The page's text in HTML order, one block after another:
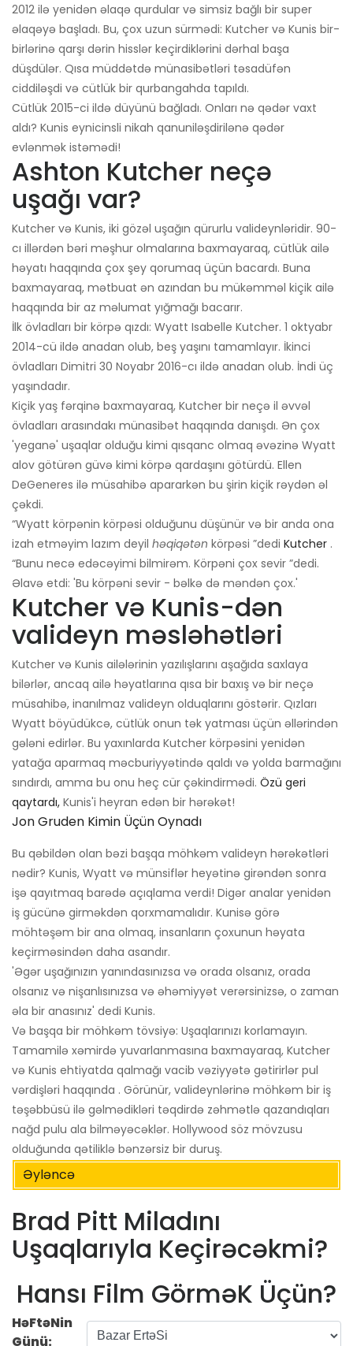
2012 ilə yenidən əlaqə qurdular və simsiz bağlı bir super
əlaqəyə başladı. Bu, çox uzun sürmədi: Kutcher və Kunis bir-
birlərinə qarşı dərin hisslər keçirdiklərini dərhal başa
düşdülər. Qısa müddətdə münasibətləri təsadüfən
ciddiləşdi və cütlük bir qurbangahda tapıldı.
Cütlük 2015-ci ildə düyünü bağladı. Onları nə qədər vaxt
aldı? Kunis eynicinsli nikah qanuniləşdirilənə qədər
evlənmək istəmədi!
Ashton Kutcher neçə
uşağı var?
Kutcher və Kunis, iki gözəl uşağın qürurlu valideynləridir. 90-
cı illərdən bəri məşhur olmalarına baxmayaraq, cütlük ailə
həyatı haqqında çox şey qorumaq üçün bacardı. Buna
baxmayaraq, mətbuat ən azından bu mükəmməl kiçik ailə
haqqında bir az məlumat yığmağı bacarır.
İlk övladları bir körpə qızdı: Wyatt Isabelle Kutcher. 1 oktyabr
2014-cü ildə anadan olub, beş yaşını tamamlayır. İkinci
övladları Dimitri 30 Noyabr 2016-cı ildə anadan olub. İndi üç
yaşındadır.
Kiçik yaş fərqinə baxmayaraq, Kutcher bir neçə il əvvəl
övladları arasındakı münasibət haqqında danışdı. Ən çox
'yeganə' uşaqlar olduğu kimi qısqanc olmaq əvəzinə Wyatt
alov götürən güvə kimi körpə qardaşını götürdü. Ellen
DeGeneres ilə müsahibə apararkən bu şirin kiçik rəydən əl
çəkdi.
“Wyatt körpənin körpəsi olduğunu düşünür və bir anda ona
izah etməyim lazım deyil həqiqətən körpəsi ”dedi Kutcher .
“Bunu necə edəcəyimi bilmirəm. Körpəni çox sevir ”dedi.
Əlavə etdi: 'Bu körpəni sevir - bəlkə də məndən çox.'
Kutcher və Kunis-dən
valideyn məsləhətləri
Kutcher və Kunis ailələrinin yazılışlarını aşağıda saxlaya
bilərlər, ancaq ailə həyatlarına qısa bir baxış və bir neçə
müsahibə, inanılmaz valideyn olduqlarını göstərir. Qızları
Wyatt böyüdükcə, cütlük onun tək yatması üçün əllərindən
gələni edirlər. Bu yaxınlarda Kutcher körpəsini yenidən
yatağa aparmaq məcburiyyətində qaldı və yolda barmağını
sındırdı, amma bu onu heç cür çəkindirmədi. Özü geri
qaytardı, Kunis'i heyran edən bir hərəkət!
Jon Gruden Kimin Üçün Oynadı
Bu qəbildən olan bəzi başqa möhkəm valideyn hərəkətləri
nədir? Kunis, Wyatt və münsiflər heyətinə girəndən sonra
işə qayıtmaq barədə açıqlama verdi! Digər analar yenidən
iş gücünə girməkdən qorxmamalıdır. Kunisə görə
möhtəşəm bir ana olmaq, insanların çoxunun həyata
keçirməsindən daha asandır.
'Əgər uşağınızın yanındasınızsa və orada olsanız, orada
olsanız və nişanlısınızsa və əhəmiyyət verərsinizsə, o zaman
əla bir anasınız' dedi Kunis.
Və başqa bir möhkəm tövsiyə: Uşaqlarınızı korlamayın.
Tamamilə xəmirdə yuvarlanmasına baxmayaraq, Kutcher
və Kunis ehtiyatda qalmağı vacib vəziyyətə gətirirlər pul
vərdişləri haqqında . Görünür, valideynlərinə möhkəm bir iş
təşəbbüsü ilə gəlmədikləri təqdirdə zəhmətlə qazandıqları
nağd pulu ala bilməyəcəklər. Hollywood söz mövzusu
olduğunda qətiliklə bənzərsiz bir duruş.
Əyləncə
Brad Pitt Miladını
Uşaqlarıyla Keçirəcəkmi?
Hansı Film GörməK Üçün?
HəFtəNin
Günü: